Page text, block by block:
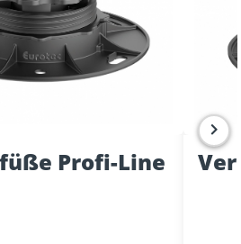
Profi-Line